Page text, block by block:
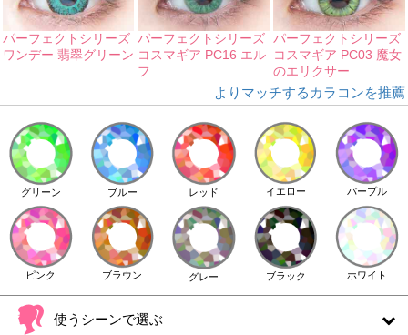
パーフェクトシリーズ
ワンデー 翡翠グリーン
パーフェクトシリーズ
コスマギア PC16 エル
フ
パーフェクトシリーズ
コスマギア PC03 魔女
のエリクサー
よりマッチするカラコンを推薦
グリーン ブルー レッド イエロー パープル
ピンク ブラウン グレー ブラック ホワイト
使うシーンで選ぶ